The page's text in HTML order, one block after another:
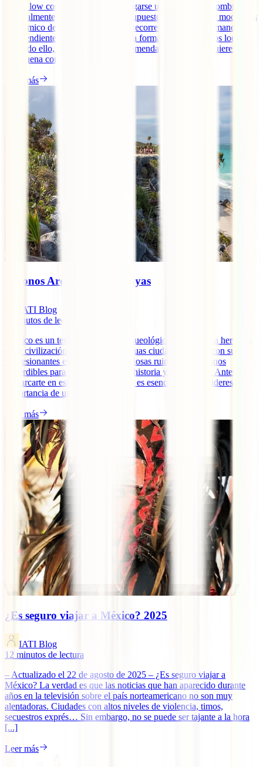
Viajar low cost no implica solo cargarse una mochila al hombro.
Normalmente, viajar con bajo presupuesto implica buscar modo más
económico de viajar pero también recorrer países de una manera
independiente y relacionarse de una forma estrecha con los locales.
Por todo ello, hay lugares más recomendables si lo que quieres es
una buena combinación [...]
Leer más
8 Iconos Arqueológicos Mayas
IATI Blog
minutos de lectura
México es un tesoro histórico y arqueológico con una rica herencia
de la civilización maya. Estas antiguas ciudades mayas, con sus
impresionantes estructuras y misteriosas ruinas, son destinos
imperdibles para los amantes de la historia y la aventura. Antes de
embarcarte en este viaje fascinante, es esencial que consideres la
importancia de un seguro de [...]
Leer más
¿Es seguro viajar a México? 2025
IATI Blog
12 minutos de lectura
– Actualizado el 22 de agosto de 2025 – ¿Es seguro viajar a
México? La verdad es que las noticias que han aparecido durante
años en la televisión sobre el país norteamericano no son muy
alentadoras. Ciudades con altos niveles de violencia, timos,
secuestros exprés… Sin embargo, no se puede ser tajante a la hora
[...]
Leer más